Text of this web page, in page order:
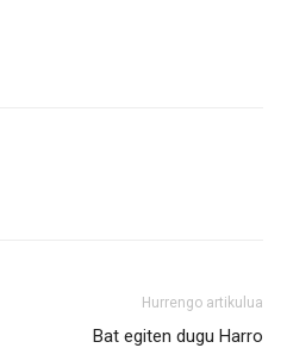
Hurrengo artikulua
Bat egiten dugu Harro